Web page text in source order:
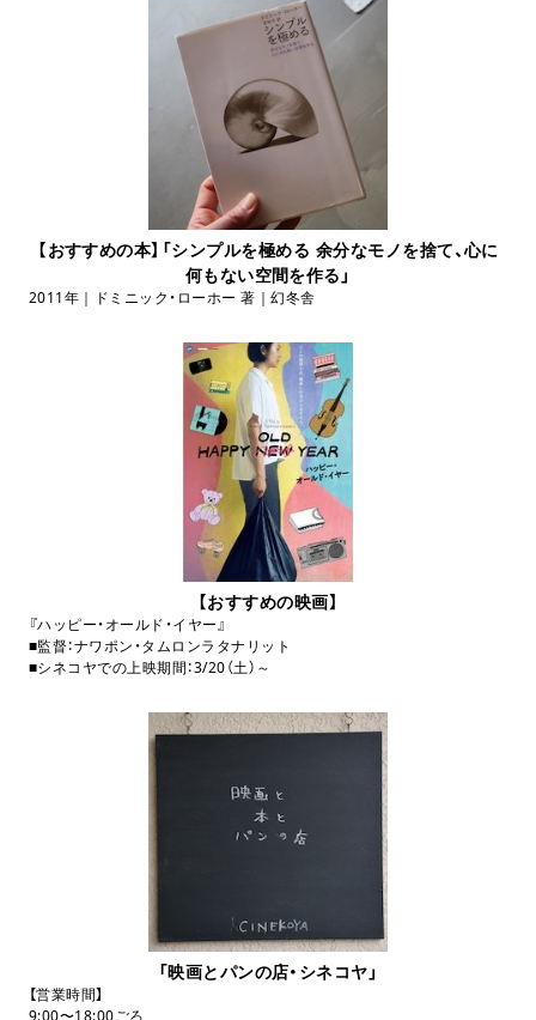
【おすすめの本】「シンプルを極める 余分なモノを捨て、心に
何もない空間を作る」
2011年｜ドミニック・ローホー 著｜幻冬舎
【おすすめの映画】
『ハッピー・オールド・イヤー』
■監督：ナワポン・タムロンラタナリット
■シネコヤでの上映期間：3/20（土）～
「映画とパンの店・シネコヤ」
【営業時間】